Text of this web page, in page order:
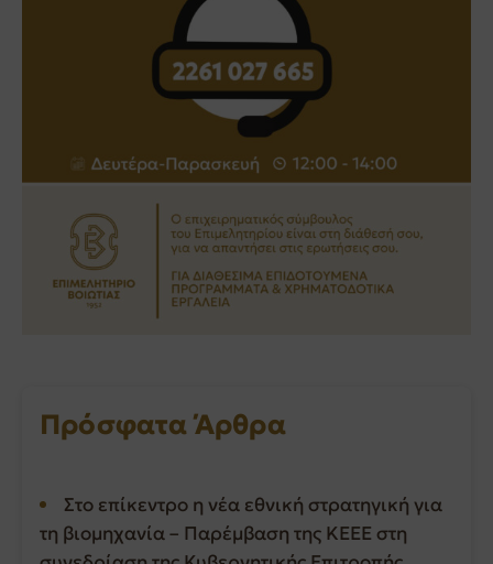
Πρόσφατα Άρθρα
Στο επίκεντρο η νέα εθνική στρατηγική για
τη βιομηχανία – Παρέμβαση της ΚΕΕΕ στη